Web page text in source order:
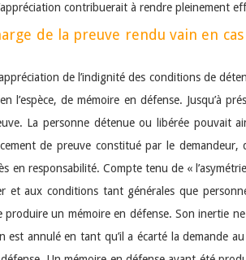
contribuerait à rendre pleinement
de la preuve rendu vain en
de l’indignité des conditions de
l’espèce, de mémoire en défense. Jusqu’à
La personne détenue ou libérée pouvait
de preuve constitué par le
en responsabilité. Compte tenu de «
et aux conditions tant générales que
un mémoire en défense. Son inertie
annulé en tant qu’il a écarté la demande